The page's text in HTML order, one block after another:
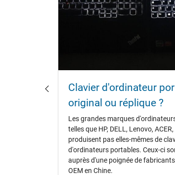
Clavier d'ordinateur
original ou réplique ?
Les grandes marques
telles que HP, DELL, Lenovo,
produisent pas elles-mêmes de
d'ordinateurs portables. Ceux-ci
auprès d'une poignée de
OEM en Chine.